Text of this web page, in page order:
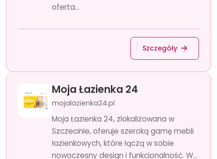
oferta...
Szczegóły
Moja Łazienka 24
mojalazienka24.pl
Moja Łazienka 24, zlokalizowana w
Szczecinie, oferuje szeroką gamę mebli
łazienkowych, które łączą w sobie
nowoczesny design i funkcjonalność. W...